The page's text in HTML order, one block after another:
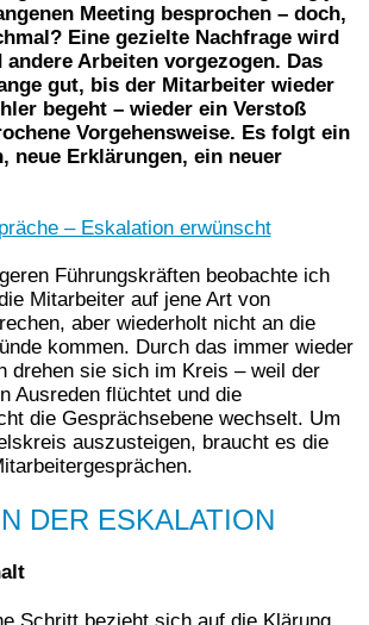
Meeting besprochen – doch,
Eine gezielte Nachfrage wird
Arbeiten vorgezogen. Das
gut, bis der Mitarbeiter wieder
begeht – wieder ein Verstoß
Vorgehensweise. Es folgt ein
neue Erklärungen, ein neuer
Führungskräften beobachte ich
Mitarbeiter auf jene Art von
aber wiederholt nicht an die
kommen. Durch das immer wieder
drehen sie sich im Kreis – weil der
Ausreden flüchtet und die
die Gesprächsebene wechselt. Um
auszusteigen, braucht es die
DER ESKALATION
Schritt bezieht sich auf die Klärung